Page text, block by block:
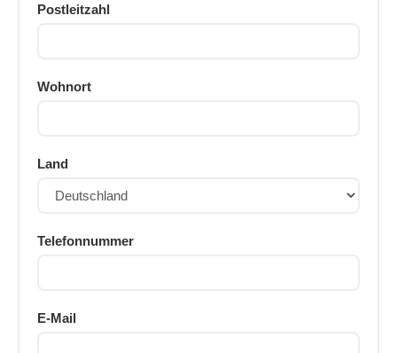
Postleitzahl
Wohnort
Land
Telefonnummer
E-Mail